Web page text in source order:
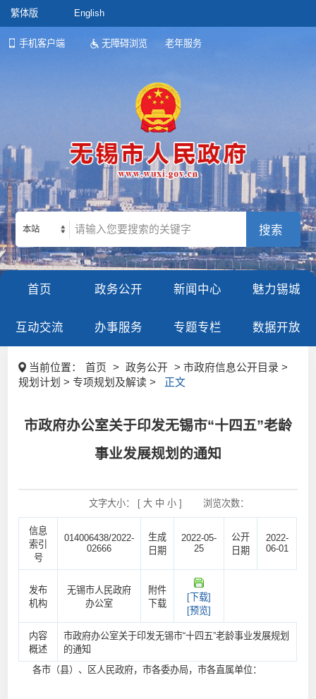
繁体版 English
手机客户端 无障碍浏览 老年服务
本站
首页 政务公开 新闻中心 魅力锡城
互动交流 办事服务 专题专栏 数据开放
当前位置： 首页 > 政务公开
> 市政府信息公开目录 >
规划计划 > 专项规划及解读 >
正文
市政府办公室关于印发无锡市“十四五”老龄
事业发展规划的通知
文字大小： [ 大 中 小] 浏览次数：
信息
索引
号
014006438/2022-
02666
生成
日期
2022-05-
25
公开
日期
2022-
06-01
发布
机构
无锡市人民政府
办公室
附件
下载
[下载]
[预览]
内容
概述
市政府办公室关于印发无锡市“十四五”老龄事业发展规划
的通知
各市（县）、区人民政府，市各委办局，市各直属单位：